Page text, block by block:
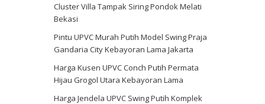
Cluster Villa Tampak Siring Pondok Melati
Bekasi
Pintu UPVC Murah Putih Model Swing Praja
Gandaria City Kebayoran Lama Jakarta
Harga Kusen UPVC Conch Putih Permata
Hijau Grogol Utara Kebayoran Lama
Harga Jendela UPVC Swing Putih Komplek